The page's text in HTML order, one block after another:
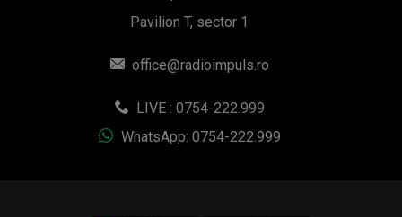
Pavilion T, sector 1
office@radioimpuls.ro
LIVE : 0754-222.999
WhatsApp: 0754-222.999